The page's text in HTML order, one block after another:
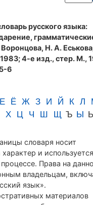
русского языка:
Н. А.
4-е изд., стер. М.,
6
Е Ё Ж З И Й К Л
Х Ц Ч Ш Щ Ъ Ы Ь
словаря носит
и
Права на
владельцам,
язык».
материалов